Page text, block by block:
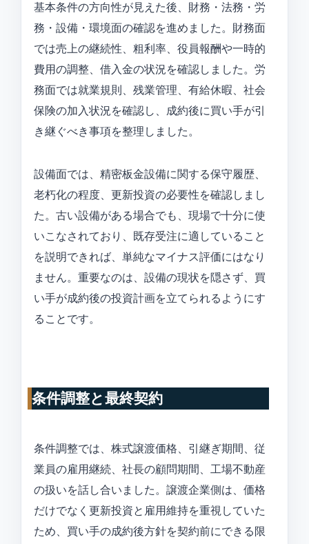
基本条件の方向性が見えた後、財務・法務・労
務・設備・環境面の確認を進めました。財務面
では売上の継続性、粗利率、役員報酬や一時的
費用の調整、借入金の状況を確認しました。労
務面では就業規則、残業管理、有給休暇、社会
保険の加入状況を確認し、成約後に買い手が引
き継ぐべき事項を整理しました。
設備面では、精密板金設備に関する保守履歴、
老朽化の程度、更新投資の必要性を確認しまし
た。古い設備がある場合でも、現場で十分に使
いこなされており、既存受注に適していること
を説明できれば、単純なマイナス評価にはなり
ません。重要なのは、設備の現状を隠さず、買
い手が成約後の投資計画を立てられるようにす
ることです。
条件調整と最終契約
条件調整では、株式譲渡価格、引継ぎ期間、従
業員の雇用継続、社長の顧問期間、工場不動産
の扱いを話し合いました。譲渡企業側は、価格
だけでなく更新投資と雇用維持を重視していた
ため、買い手の成約後方針を契約前にできる限